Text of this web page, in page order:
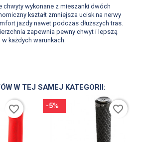
chwyty wykonane z mieszanki dwóch
kształt zmniejsza ucisk na nerwy
jazdy nawet podczas dłuższych tras.
zapewnia pewny chwyt i lepszą
każdych warunkach.
W TEJ SAMEJ KATEGORII:
favorite_border -5% favorite_border